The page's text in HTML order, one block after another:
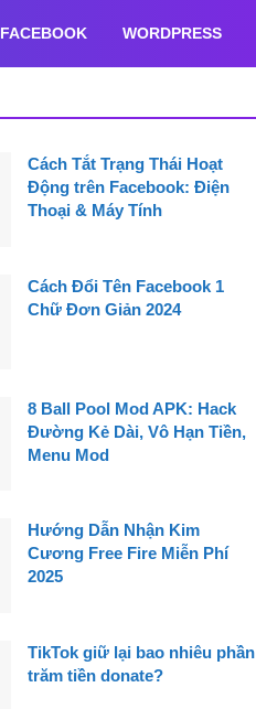
FACEBOOK WORDPRESS
Cách Tắt Trạng Thái Hoạt
Động trên Facebook: Điện
Thoại & Máy Tính
Cách Đổi Tên Facebook 1
Chữ Đơn Giản 2024
8 Ball Pool Mod APK: Hack
Đường Kẻ Dài, Vô Hạn Tiền,
Menu Mod
Hướng Dẫn Nhận Kim
Cương Free Fire Miễn Phí
2025
TikTok giữ lại bao nhiêu phần
trăm tiền donate?